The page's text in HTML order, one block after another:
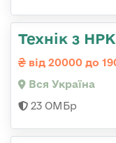
Технік з
від 20000 до
Вся Україна
23 ОМБр